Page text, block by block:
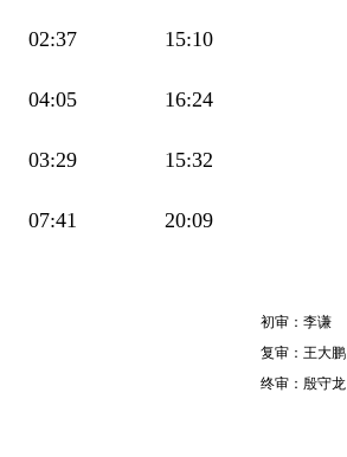
02:37 15:10
04:05 16:24
03:29 15:32
07:41 20:09
初审：李谦
复审：王大鹏
终审：殷守龙